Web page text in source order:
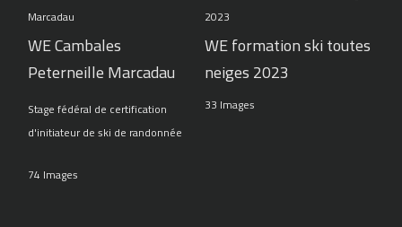
WE Cambales
Peterneille Marcadau
Stage fédéral de certification
d'initiateur de ski de randonnée
74 Images
WE formation ski toutes
neiges 2023
33 Images